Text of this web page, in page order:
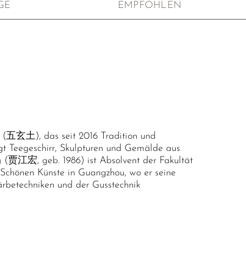
EMPFOHLEN
五玄土), das seit 2016 Tradition und
Teegeschirr, Skulpturen und Gemälde aus
(贾江宏, geb. 1986) ist Absolvent der Fakultät
Künste in Guangzhou, wo er seine
und der Gusstechnik